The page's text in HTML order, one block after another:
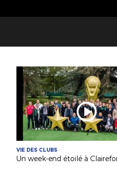
VIE DES CLUBS